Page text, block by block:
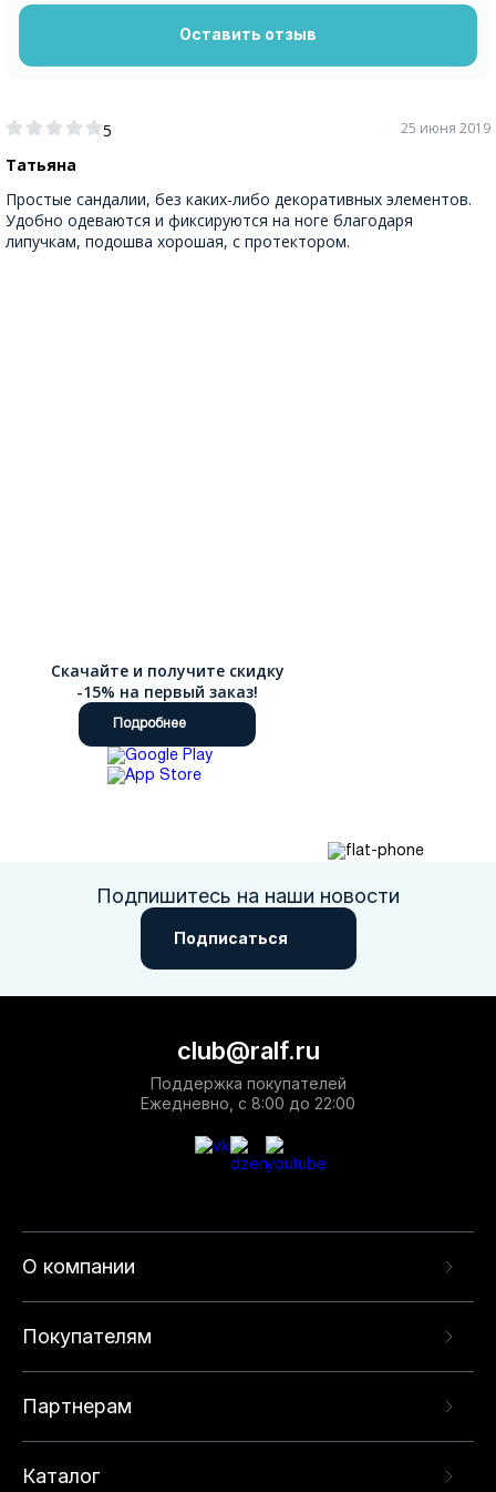
5
Татьяна
25 июня 2019
Простые сандалии, без каких-либо декоративных элементов.
Удобно одеваются и фиксируются на ноге благодаря
липучкам, подошва хорошая, с протектором.
Оставить отзыв
Скачайте и получите скидку
-15% на первый заказ!
Подробнее
Подпишитесь на наши новости
Подписаться
О компании
Покупателям
Партнерам
Каталог
club@ralf.ru
Поддержка покупателей
Ежедневно, с 8:00 до 22:00